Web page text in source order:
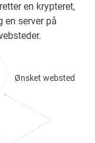
en krypteret,
en server på
Ønsket websted